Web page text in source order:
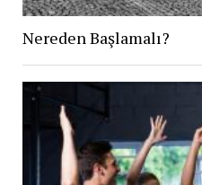
Nereden Başlamalı?